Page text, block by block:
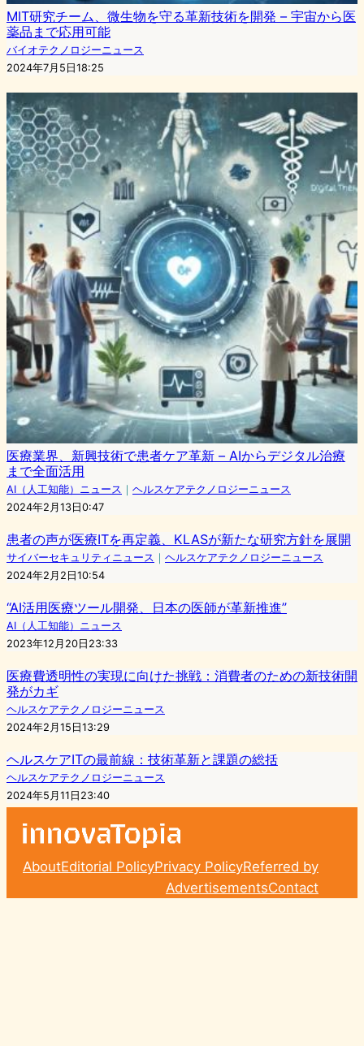
MIT研究チーム、微生物を守る革新技術を開発 – 宇宙から医
薬品まで応用可能
バイオテクノロジーニュース
2024年7月5日18:25
医療業界、新興技術で患者ケア革新 – AIからデジタル治療
まで全面活用
AI（人工知能）ニュース ｜ ヘルスケアテクノロジーニュース
2024年2月13日0:47
患者の声が医療ITを再定義、KLASが新たな研究方針を展開
サイバーセキュリティニュース ｜ ヘルスケアテクノロジーニュース
2024年2月2日10:54
“AI活用医療ツール開発、日本の医師が革新推進”
AI（人工知能）ニュース
2023年12月20日23:33
医療費透明性の実現に向けた挑戦：消費者のための新技術開
発がカギ
ヘルスケアテクノロジーニュース
2024年2月15日13:29
ヘルスケアITの最前線：技術革新と課題の総括
ヘルスケアテクノロジーニュース
2024年5月11日23:40
AboutEditorial PolicyPrivacy PolicyReferred by
AdvertisementsContact